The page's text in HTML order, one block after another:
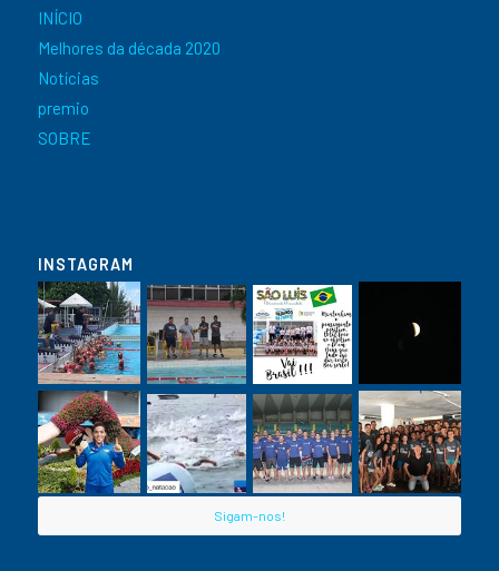
INÍCIO
Melhores da década 2020
Notícias
premio
SOBRE
INSTAGRAM
Sigam-nos!